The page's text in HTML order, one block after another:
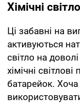
Хімічні
Ці забавні на
активуються
світло на
хімічні
батарейок.